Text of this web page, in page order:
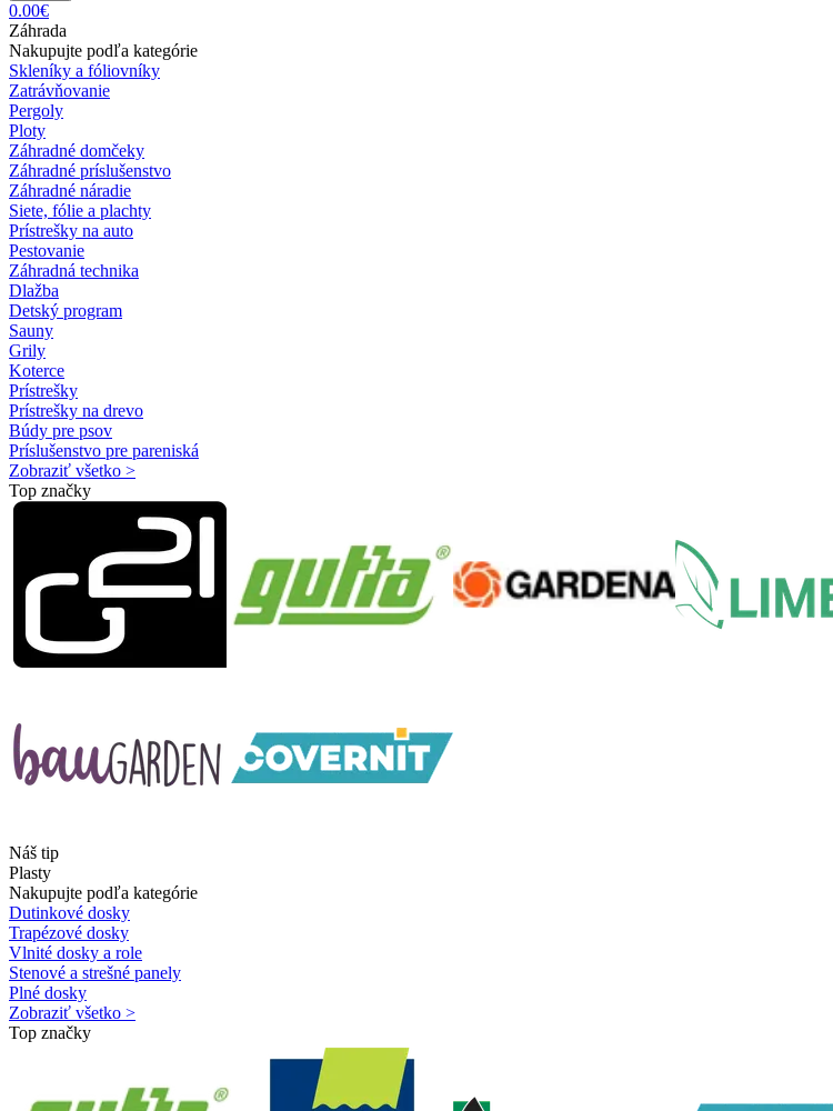
0.00€
Záhrada
Nakupujte podľa kategórie
Skleníky a fóliovníky
Zatrávňovanie
Pergoly
Ploty
Záhradné domčeky
Záhradné príslušenstvo
Záhradné náradie
Siete, fólie a plachty
Prístrešky na auto
Pestovanie
Záhradná technika
Dlažba
Detský program
Sauny
Grily
Koterce
Prístrešky
Prístrešky na drevo
Búdy pre psov
Príslušenstvo pre pareniská
Zobraziť všetko >
Top značky
Náš tip
Plasty
Nakupujte podľa kategórie
Dutinkové dosky
Trapézové dosky
Vlnité dosky a role
Stenové a strešné panely
Plné dosky
Zobraziť všetko >
Top značky